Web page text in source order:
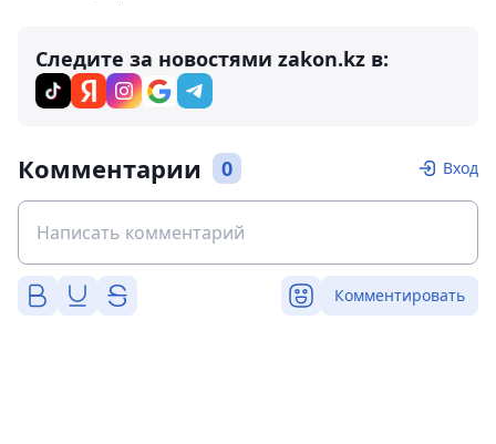
Следите за новостями zakon.kz в:
Комментарии 0 Вход
Комментировать